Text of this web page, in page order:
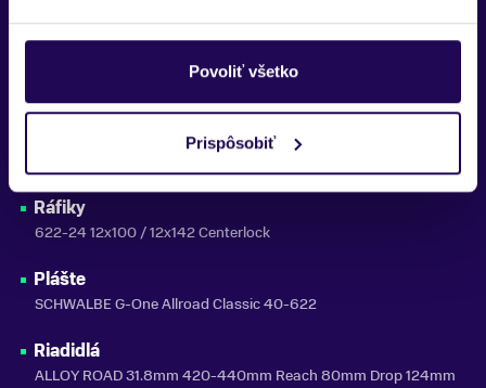
Povoliť všetko
Prispôsobiť
Prešmykač
Ráfiky
622-24 12x100 / 12x142 Centerlock
Plášte
SCHWALBE G-One Allroad Classic 40-622
Riadidlá
ALLOY ROAD 31.8mm 420-440mm Reach 80mm Drop 124mm